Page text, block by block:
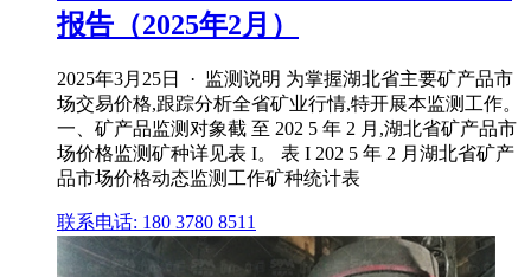
报告（2025年2月）
2025年3月25日 · 监测说明 为掌握湖北省主要矿产品市
场交易价格,跟踪分析全省矿业行情,特开展本监测工作。
一、矿产品监测对象截 至 202 5 年 2 月,湖北省矿产品市
场价格监测矿种详见表 I。 表 I 202 5 年 2 月湖北省矿产
品市场价格动态监测工作矿种统计表
联系电话: 180 3780 8511